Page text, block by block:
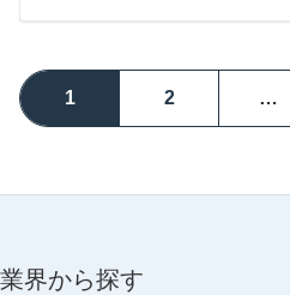
1 2 …
業界から探す